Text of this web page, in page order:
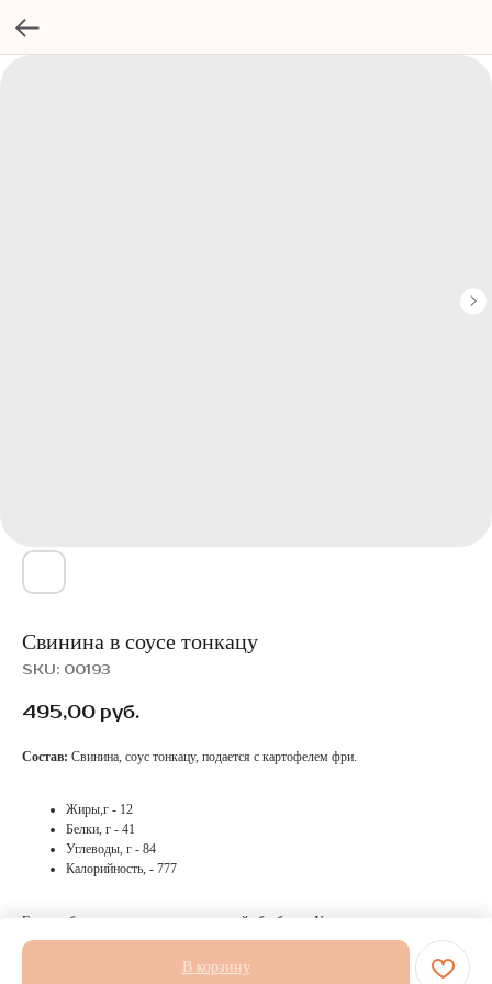
Свинина в соусе тонкацу
SKU: 00193
495,00 руб.
В корзину
Состав: Свинина, соус тонкацу, подается с картофелем фри.
Жиры,г - 12
Белки, г - 41
Углеводы, г - 84
Калорийность, - 777
Готовое блюдо не подлежит термической обработке. Условия и срок хранения с
момента приготовления: t +4/+6 С° не более 6-ти часов.